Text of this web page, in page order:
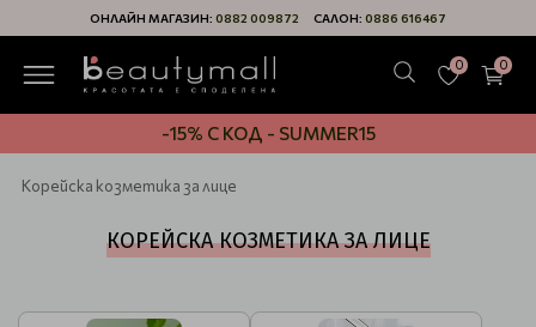
ОНЛАЙН МАГАЗИН: 0882 009872 САЛОН: 0886 616467
0 0
-15% С КОД - SUMMER15
Корейска козметика за лице
КОРЕЙСКА КОЗМЕТИКА ЗА ЛИЦЕ